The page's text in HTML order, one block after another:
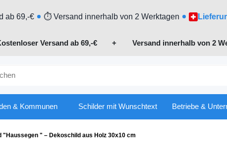
ab 69,-€ ⏱ Versand innerhalb von 2 Werktagen
Versand ab 69,-€ + Versand innerhalb von 2
& Kommunen Schilder mit Wunschtext Betriebe &
"Haussegen " – Dekoschild aus Holz 30x10 cm